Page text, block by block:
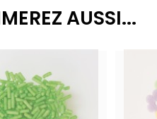
AUSSI...